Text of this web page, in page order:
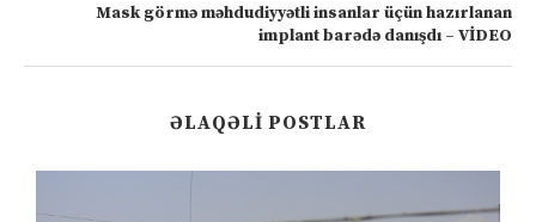
Mask görmə məhdudiyyətli insanlar üçün hazırlanan
implant barədə danışdı – VİDEO
ƏLAQƏLI POSTLAR